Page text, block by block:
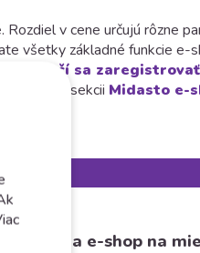
v cene určujú rôzne
všetky základné funkcie e-
Stačí sa zaregistrovať
nájdete v sekcii Midasto e-
na e-shop na